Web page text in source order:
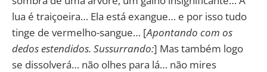
lua é traiçoeira… Ela está exangue… e por isso tudo
tinge de vermelho-sangue… [Apontando com os
dedos estendidos. Sussurrando:] Mas também logo
se dissolverá… não olhes para lá… não mires